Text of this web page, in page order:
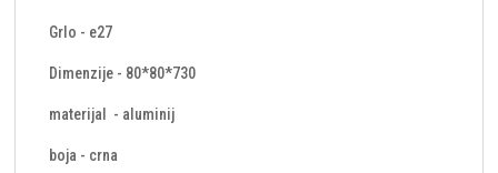
Grlo - e27
Dimenzije - 80*80*730
materijal - aluminij
boja - crna